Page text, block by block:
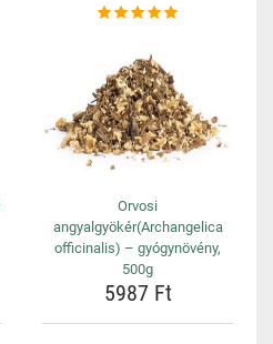
Orvosi
angyalgyökér(Archangelica
officinalis) – gyógynövény,
500g
5987 Ft